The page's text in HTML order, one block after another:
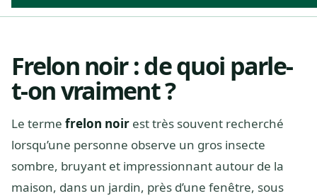
Frelon noir : de quoi parle-
t-on vraiment ?
Le terme frelon noir est très souvent recherché
lorsqu’une personne observe un gros insecte
sombre, bruyant et impressionnant autour de la
maison, dans un jardin, près d’une fenêtre, sous